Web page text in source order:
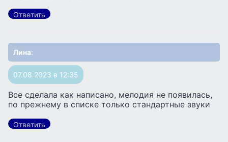
Ответить
Лина:
07.08.2023 в 12:35
Все сделала как написано, мелодия не появилась,
по прежнему в списке только стандартные звуки
Ответить